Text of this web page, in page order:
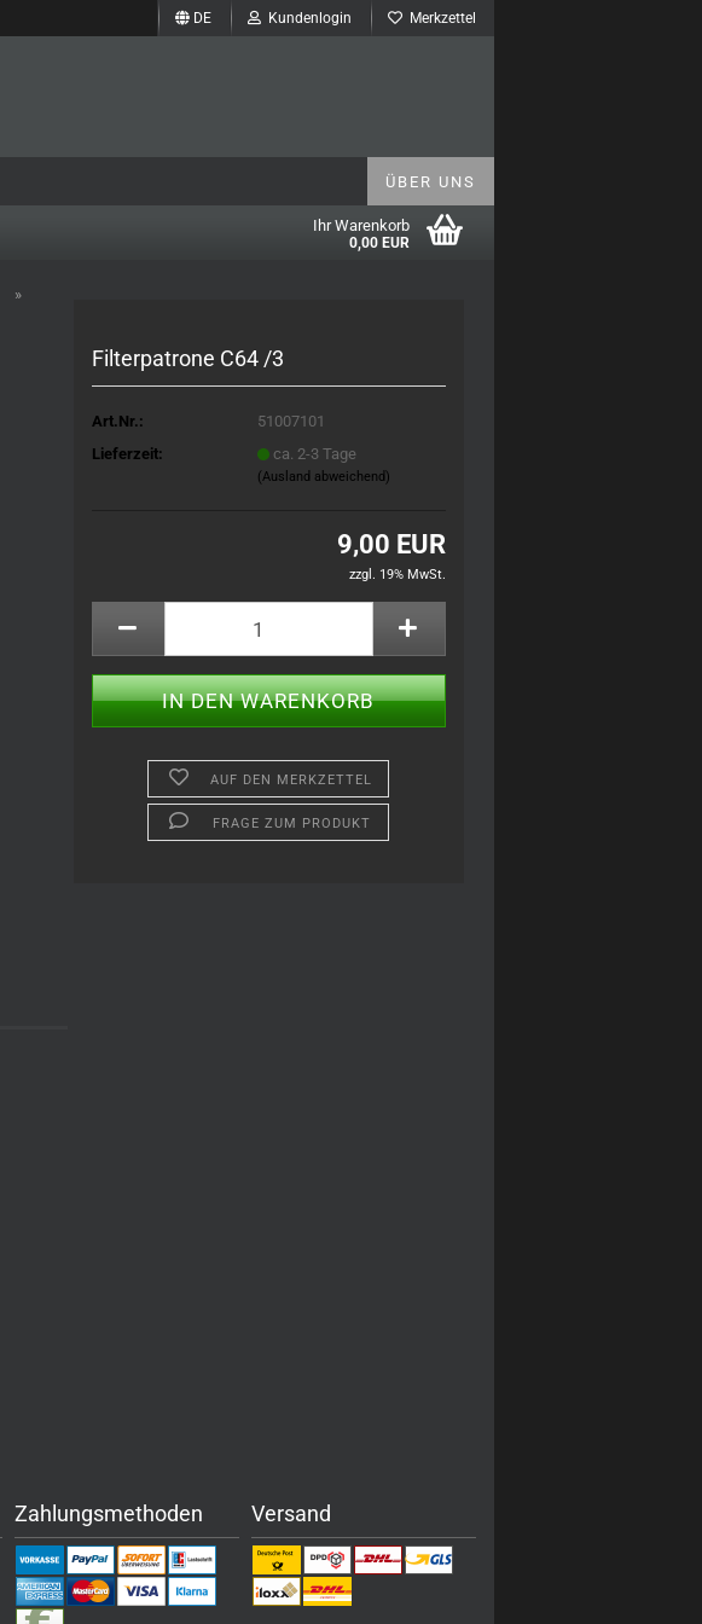
DE Kundenlogin
Konto erstellen
Passwort vergessen?
Merkzettel
Ihr Warenkorb
0,00 EUR
ÜBER UNS
»
Filterpatrone C64 /3
Art.Nr.:
51007101
Lieferzeit:
ca. 2-3 Tage
(Ausland abweichend)
9,00 EUR
zzgl. 19% MwSt.
AUF DEN MERKZETTEL
FRAGE ZUM PRODUKT
Zahlungsmethoden Versand